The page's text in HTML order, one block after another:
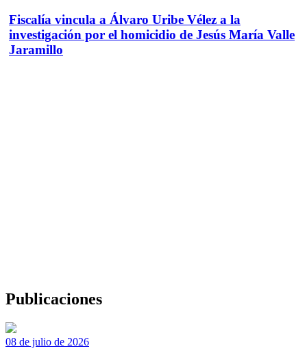
Fiscalía vincula a Álvaro Uribe Vélez a la
investigación por el homicidio de Jesús María Valle
Jaramillo
Publicaciones
08 de julio de 2026